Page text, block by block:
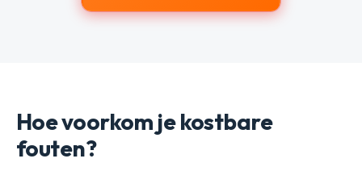
Hoe voorkom je kostbare
fouten?